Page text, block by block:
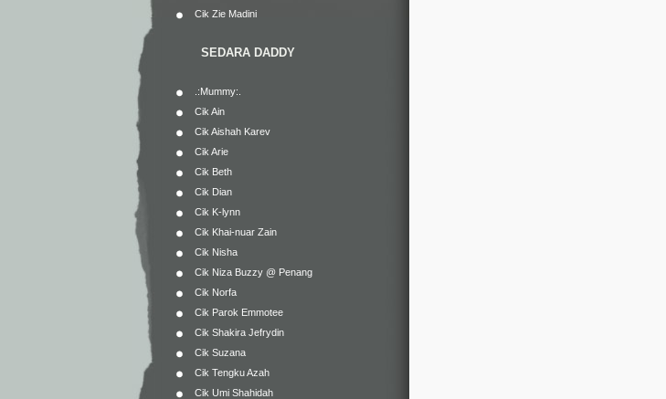
Cik Zie Madini
SEDARA DADDY
.:Mummy:.
Cik Ain
Cik Aishah Karev
Cik Arie
Cik Beth
Cik Dian
Cik K-lynn
Cik Khai-nuar Zain
Cik Nisha
Cik Niza Buzzy @ Penang
Cik Norfa
Cik Parok Emmotee
Cik Shakira Jefrydin
Cik Suzana
Cik Tengku Azah
Cik Umi Shahidah